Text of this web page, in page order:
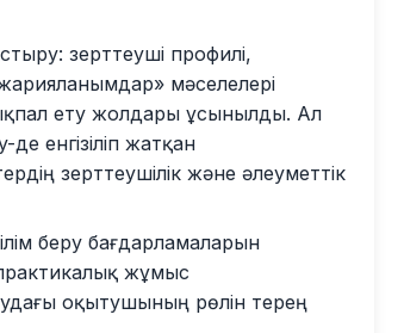
зерттеуші профилі,
мәселелері
ету жолдары ұсынылды. Ал
енгізіліп жатқан
зерттеушілік және әлеуметтік
беру бағдарламаларын
жұмыс
оқытушының рөлін терең